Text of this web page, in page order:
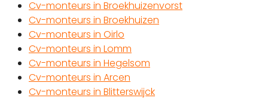
Cv-monteurs in Broekhuizenvorst
Cv-monteurs in Broekhuizen
Cv-monteurs in Oirlo
Cv-monteurs in Lomm
Cv-monteurs in Hegelsom
Cv-monteurs in Arcen
Cv-monteurs in Blitterswijck